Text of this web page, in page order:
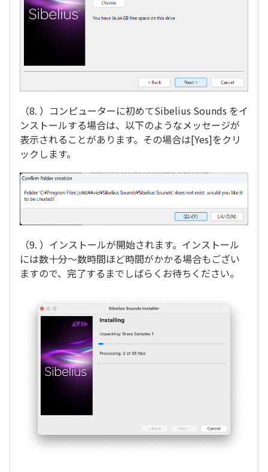
（8. ）コンピューターに初めてSibelius Sounds をイ
ンストールする場合は、以下のようなメッセージが
表示されることがあります。その場合は[Yes]をクリ
ックします。
（9. ）インストールが開始されます。インストール
には数十分〜数時間ほど時間がかかる場合もござい
ますので、完了するまでしばらくお待ちください。